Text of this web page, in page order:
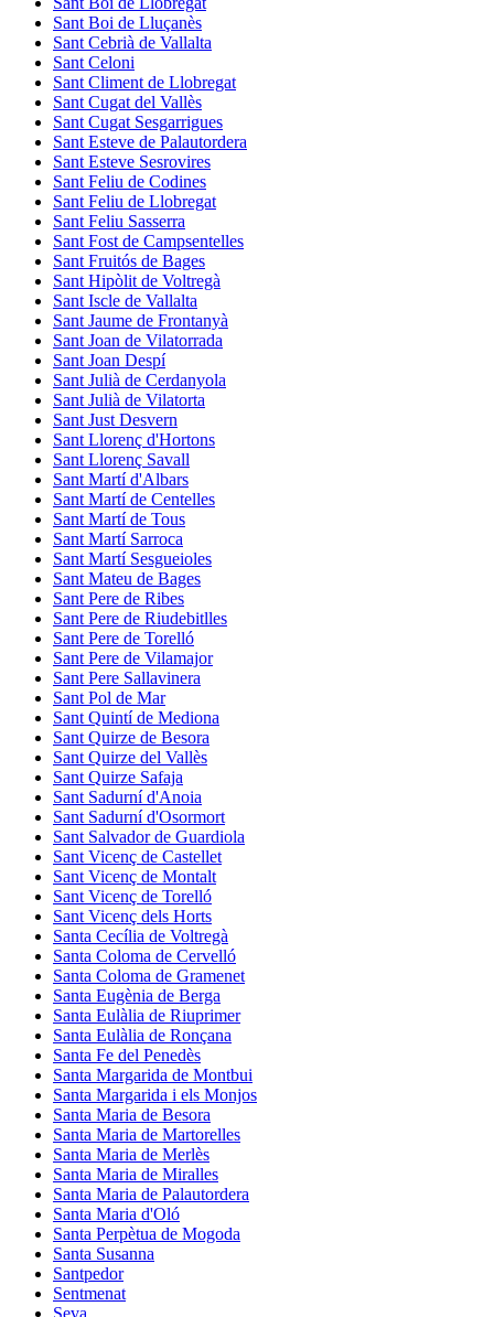
Sant Boi de Lluçanès
Sant Cebrià de Vallalta
Sant Celoni
Sant Climent de Llobregat
Sant Cugat del Vallès
Sant Cugat Sesgarrigues
Sant Esteve de Palautordera
Sant Esteve Sesrovires
Sant Feliu de Codines
Sant Feliu de Llobregat
Sant Feliu Sasserra
Sant Fost de Campsentelles
Sant Fruitós de Bages
Sant Hipòlit de Voltregà
Sant Iscle de Vallalta
Sant Jaume de Frontanyà
Sant Joan de Vilatorrada
Sant Joan Despí
Sant Julià de Cerdanyola
Sant Julià de Vilatorta
Sant Just Desvern
Sant Llorenç d'Hortons
Sant Llorenç Savall
Sant Martí d'Albars
Sant Martí de Centelles
Sant Martí de Tous
Sant Martí Sarroca
Sant Martí Sesgueioles
Sant Mateu de Bages
Sant Pere de Ribes
Sant Pere de Riudebitlles
Sant Pere de Torelló
Sant Pere de Vilamajor
Sant Pere Sallavinera
Sant Pol de Mar
Sant Quintí de Mediona
Sant Quirze de Besora
Sant Quirze del Vallès
Sant Quirze Safaja
Sant Sadurní d'Anoia
Sant Sadurní d'Osormort
Sant Salvador de Guardiola
Sant Vicenç de Castellet
Sant Vicenç de Montalt
Sant Vicenç de Torelló
Sant Vicenç dels Horts
Santa Cecília de Voltregà
Santa Coloma de Cervelló
Santa Coloma de Gramenet
Santa Eugènia de Berga
Santa Eulàlia de Riuprimer
Santa Eulàlia de Ronçana
Santa Fe del Penedès
Santa Margarida de Montbui
Santa Margarida i els Monjos
Santa Maria de Besora
Santa Maria de Martorelles
Santa Maria de Merlès
Santa Maria de Miralles
Santa Maria de Palautordera
Santa Maria d'Oló
Santa Perpètua de Mogoda
Santa Susanna
Santpedor
Sentmenat
Seva